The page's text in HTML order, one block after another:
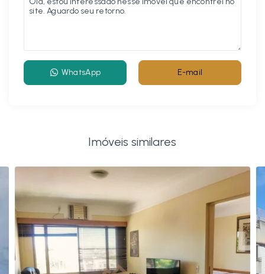
WhatsApp E-mail
Imóveis similares